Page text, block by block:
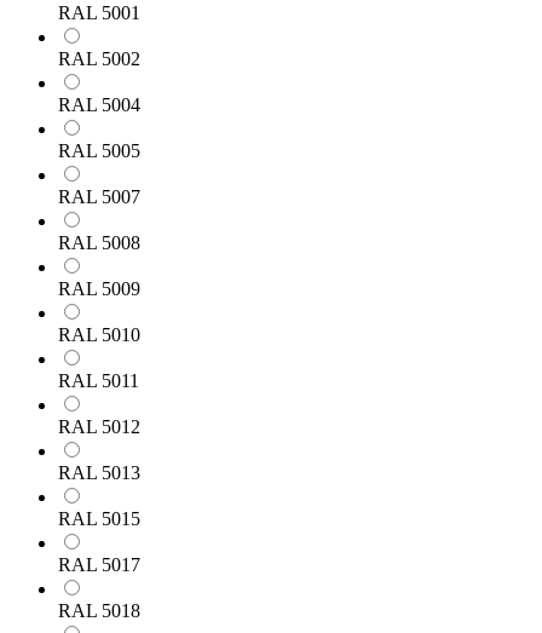
RAL 5001
RAL 5002
RAL 5004
RAL 5005
RAL 5007
RAL 5008
RAL 5009
RAL 5010
RAL 5011
RAL 5012
RAL 5013
RAL 5015
RAL 5017
RAL 5018